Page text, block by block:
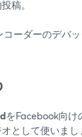
稿。
コーダーのデバ
をFacebook向け
として使いま